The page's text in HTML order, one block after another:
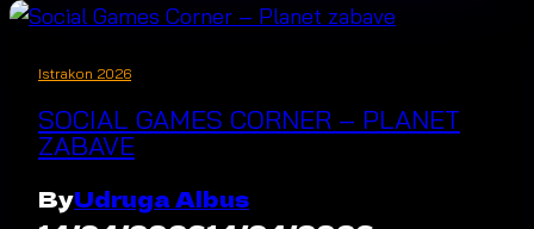
Istrakon 2026
SOCIAL GAMES CORNER – PLANET
ZABAVE
ByUdruga Albus